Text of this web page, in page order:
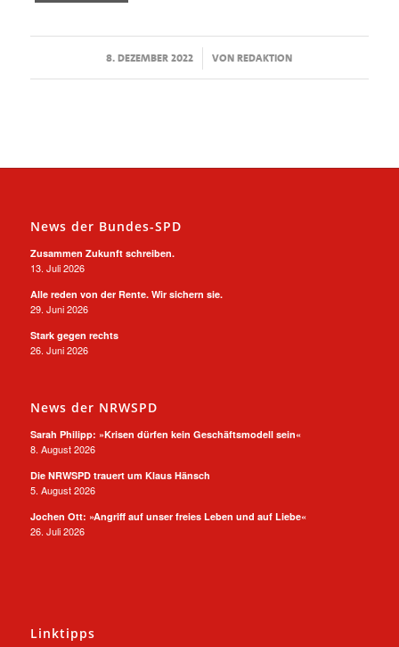
8. DEZEMBER 2022
/ VONREDAKTION
News der Bundes-SPD
Zusammen Zukunft schreiben.
13. Juli 2026
Alle reden von der Rente. Wir sichern sie.
29. Juni 2026
Stark gegen rechts
26. Juni 2026
News der NRWSPD
Sarah Philipp: »Krisen dürfen kein Geschäftsmodell sein«
8. August 2026
Die NRWSPD trauert um Klaus Hänsch
5. August 2026
Jochen Ott: »Angriff auf unser freies Leben und auf Liebe«
26. Juli 2026
Linktipps